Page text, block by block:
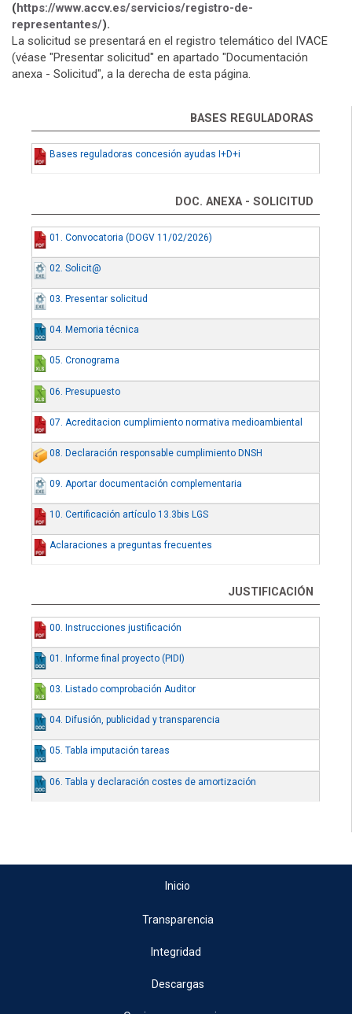
(https://www.accv.es/servicios/registro-de-
representantes/).
La solicitud se presentará en el registro telemático del IVACE
(véase "Presentar solicitud" en apartado "Documentación
anexa - Solicitud", a la derecha de esta página.
BASES REGULADORAS
Bases reguladoras concesión ayudas I+D+i
DOC. ANEXA - SOLICITUD
01. Convocatoria (DOGV 11/02/2026)
02. Solicit@
03. Presentar solicitud
04. Memoria técnica
05. Cronograma
06. Presupuesto
07. Acreditacion cumplimiento normativa medioambiental
08. Declaración responsable cumplimiento DNSH
09. Aportar documentación complementaria
10. Certificación artículo 13.3bis LGS
Aclaraciones a preguntas frecuentes
JUSTIFICACIÓN
00. Instrucciones justificación
01. Informe final proyecto (PIDI)
03. Listado comprobación Auditor
04. Difusión, publicidad y transparencia
05. Tabla imputación tareas
06. Tabla y declaración costes de amortización
Inicio
Transparencia
Integridad
Descargas